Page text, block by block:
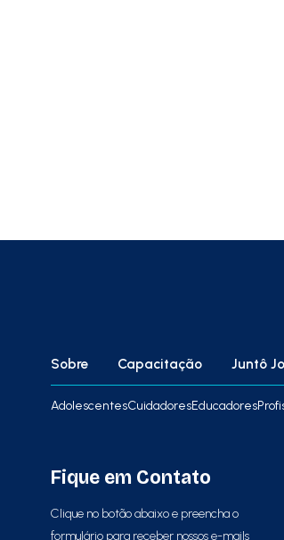
Sobre Capacitação Juntô
AdolescentesCuidadoresEducadores
Fique em Contato
Clique no botão abaixo e preencha o
formulário para receber nossos e-mails